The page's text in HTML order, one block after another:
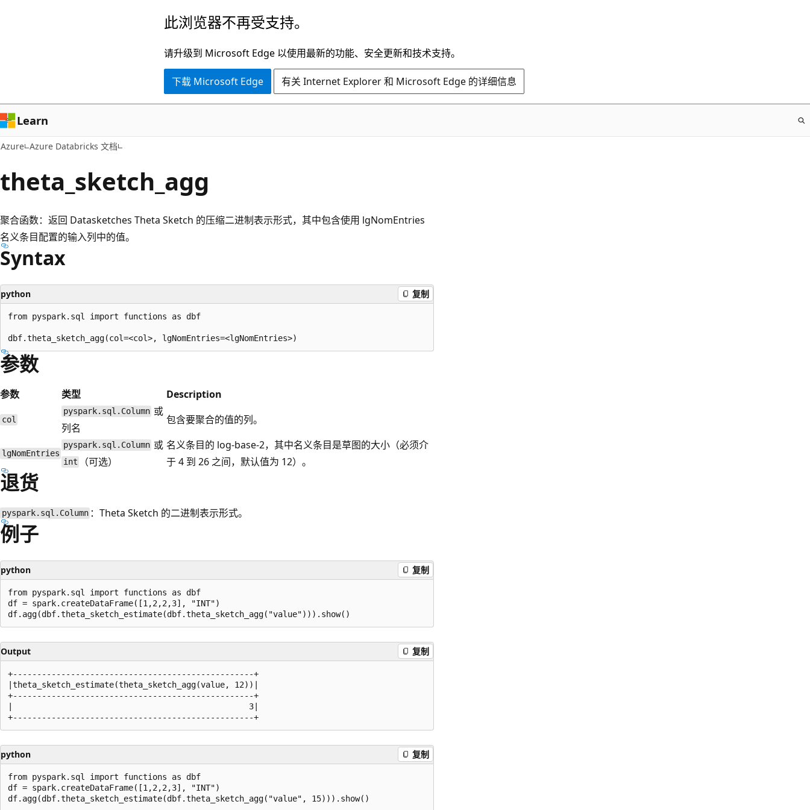
容
此浏览器不再受支持。
请升级到 Microsoft Edge 以使用最新的功能、安全更新和技术支持。
下载 Microsoft Edge 有关 Internet Explorer 和 Microsoft Edge 的详细信息
Learn
Azure Azure Databricks 文档
theta_sketch_agg
聚合函数：返回 Datasketches Theta Sketch 的压缩二进制表示形式，其中包含使用 lgNomEntries
名义条目配置的输入列中的值。
Syntax
python 复制
from pyspark.sql import functions as dbf
参数
参数 类型 Description
col
pyspark.sql.Column 或
列名
包含要聚合的值的列。
lgNomEntries
pyspark.sql.Column 或
int （可选）
名义条目的 log-base-2，其中名义条目是草图的大小（必须介
于 4 到 26 之间，默认值为 12）。
退货
pyspark.sql.Column ：Theta Sketch 的二进制表示形式。
例子
python 复制
from pyspark.sql import functions as dbf
df = spark.createDataFrame([1,2,2,3], "INT")
Output 复制
+--------------------------------------------------+
|theta_sketch_estimate(theta_sketch_agg(value, 12))|
+--------------------------------------------------+
|                                                 3|
python 复制
from pyspark.sql import functions as dbf
df = spark.createDataFrame([1,2,2,3], "INT")